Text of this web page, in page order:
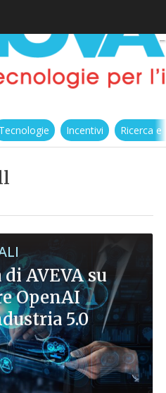
Tecnologie Incentivi Ricerca
AVEVA su
OpenAI
5.0